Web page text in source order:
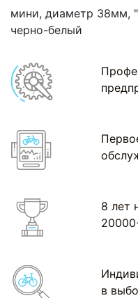
мини, диаметр 38мм,
черно-белый
8 лет
в